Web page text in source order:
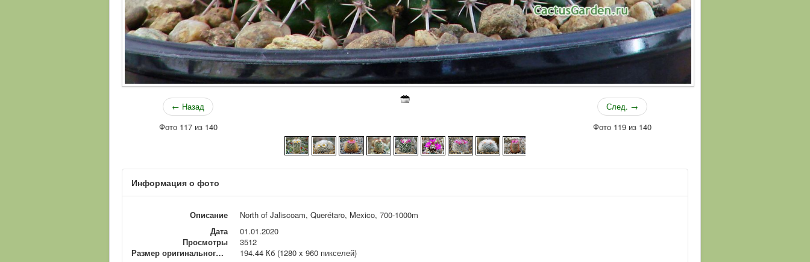
← Назад
Фото 117 из 140
След. →
Фото 119 из 140
Информация о фото
Описание
North of Jaliscoam, Querétaro, Mexico, 700-1000m
Дата
01.01.2020
Просмотры
3512
Размер оригинального файла
194.44 Кб (1280 x 960 пикселей)